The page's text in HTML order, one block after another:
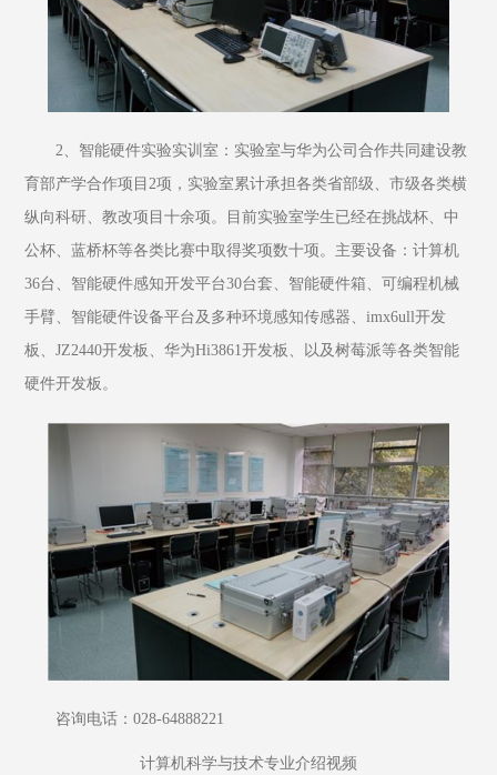
2、智能硬件实验实训室：实验室与华为公司合作共同建设教
育部产学合作项目2项，实验室累计承担各类省部级、市级各类横
纵向科研、教改项目十余项。目前实验室学生已经在挑战杯、中
公杯、蓝桥杯等各类比赛中取得奖项数十项。主要设备：计算机
36台、智能硬件感知开发平台30台套、智能硬件箱、可编程机械
手臂、智能硬件设备平台及多种环境感知传感器、imx6ull开发
板、JZ2440开发板、华为Hi3861开发板、以及树莓派等各类智能
硬件开发板。
咨询电话：028-64888221
计算机科学与技术专业介绍视频